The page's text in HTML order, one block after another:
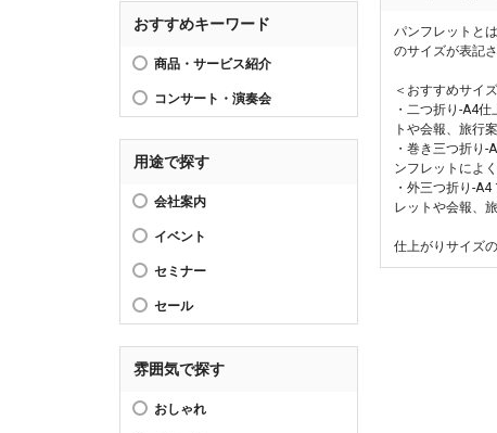
おすすめキーワード
商品・サービス紹介
コンサート・演奏会
用途で探す
会社案内
イベント
セミナー
セール
雰囲気で探す
おしゃれ
パンフレットと
のサイズが表記
＜おすすめサイ
・二つ折り-A4
トや会報、旅行
・巻き三つ折り
ンフレットによ
・外三つ折り-
レットや会報、
仕上がりサイズ